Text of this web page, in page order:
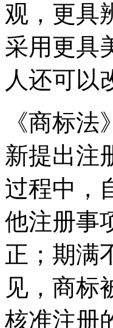
观，更具
采用更具
人还可以
《商标
新提出注
过程中，
他注册事
正；期满
见，商标
核准注册